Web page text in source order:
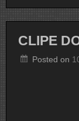
CLIPE
Posted on